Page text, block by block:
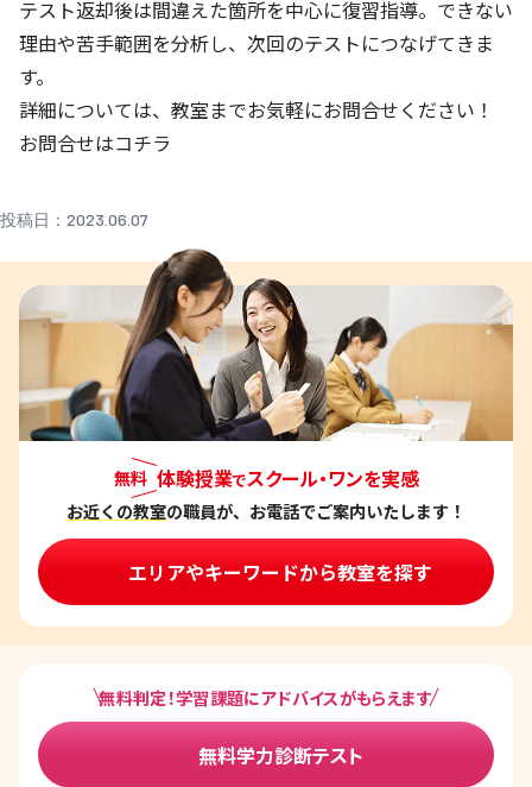
テスト返却後は間違えた箇所を中心に復習指導。できない
理由や苦手範囲を分析し、次回のテストにつなげてきま
す。
詳細については、教室までお気軽にお問合せください！
お問合せはコチラ
投稿日：2023.06.07
無料 体験授業でスクール・ワンを実感
お近くの教室の職員が、お電話でご案内いたします！
エリアやキーワードから教室を探す
無料判定！学習課題にアドバイスがもらえます
無料学力診断テスト